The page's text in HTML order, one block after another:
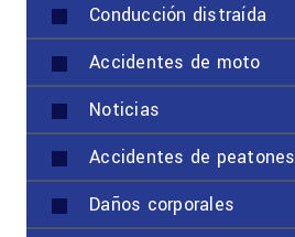
Conducción distraída
Accidentes de moto
Noticias
Accidentes de peatones
Daños corporales